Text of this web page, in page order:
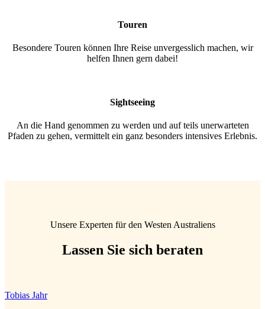
Touren
Besondere Touren können Ihre Reise unvergesslich machen, wir
helfen Ihnen gern dabei!
Sightseeing
An die Hand genommen zu werden und auf teils unerwarteten
Pfaden zu gehen, vermittelt ein ganz besonders intensives Erlebnis.
Unsere Experten für den Westen Australiens
Lassen Sie sich beraten
Tobias Jahr